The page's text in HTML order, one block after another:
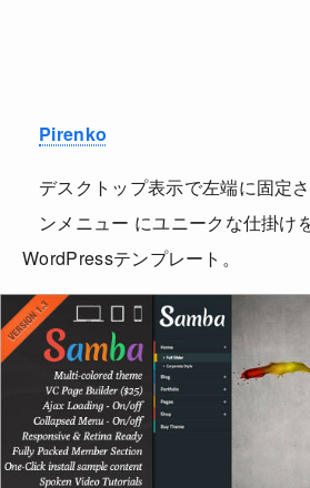
Pirenko
デスクトップ表示で左端に固定
ンメニュー にユニークな仕掛け
WordPressテンプレート。